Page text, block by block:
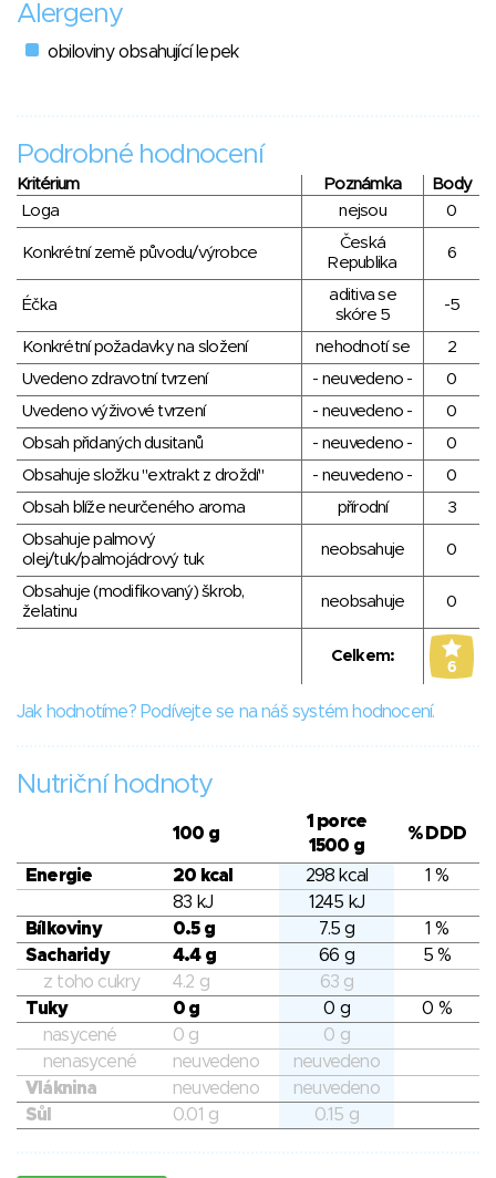
Alergeny
obiloviny obsahující lepek
Podrobné hodnocení
Kritérium Poznámka
Body
Loga
nejsou 0
Konkrétní země původu/výrobce
Česká
Republika
6
Éčka
aditiva se
skóre 5
-5
Konkrétní požadavky na složení nehodnotí se
2
Uvedeno zdravotní tvrzení
- neuvedeno -
0
Uvedeno výživové tvrzení
- neuvedeno -
0
Obsah přidaných dusitanů
- neuvedeno -
0
Obsahuje složku "extrakt z droždí"
- neuvedeno -
0
Obsah blíže neurčeného aroma
přírodní
3
Obsahuje palmový
olej/tuk/palmojádrový tuk
neobsahuje 0
Obsahuje (modifikovaný) škrob,
želatinu
neobsahuje 0
Celkem:
6
Jak hodnotíme? Podívejte se na náš systém hodnocení.
Nutriční hodnoty
100 g
1 porce
1500 g
% DDD
Energie 20 kcal 298 kcal
1 %
83 kJ
1245 kJ
Bílkoviny
0.5 g 7.5 g
1 %
Sacharidy
4.4 g 66 g
5 %
z toho cukry
4.2 g
63 g
Tuky
0 g 0 g
0 %
nasycené
0 g
0 g
nenasycené
neuvedeno
neuvedeno
Vláknina
neuvedeno
neuvedeno
Sůl
0.01 g 0.15 g